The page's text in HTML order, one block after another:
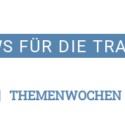
FÜR DIE
THEMENWOCHEN